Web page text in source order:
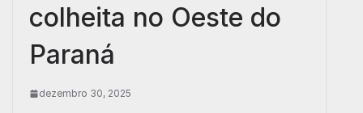
colheita no Oeste do
Paraná
dezembro 30, 2025